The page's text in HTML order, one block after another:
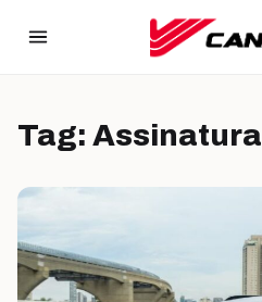
Tag: Assinatura